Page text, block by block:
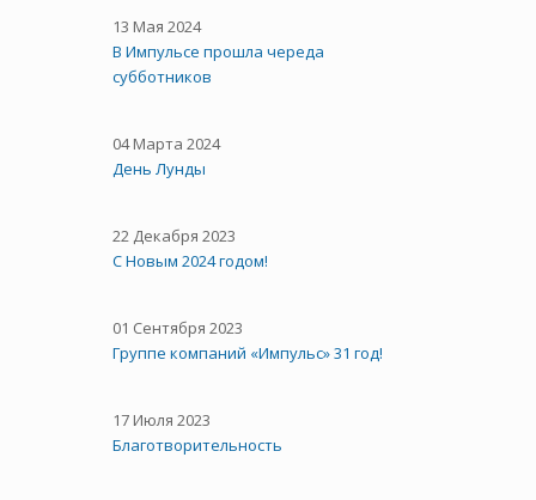
13 Мая 2024
В Импульсе прошла череда
субботников
04 Марта 2024
День Лунды
22 Декабря 2023
С Новым 2024 годом!
01 Сентября 2023
Группе компаний «Импульс» 31 год!
17 Июля 2023
Благотворительность